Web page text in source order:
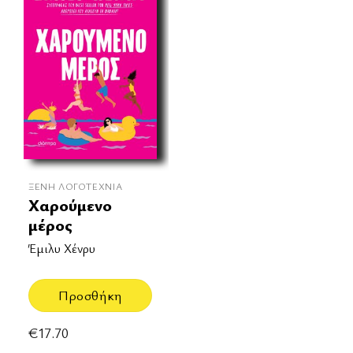
ΞΈΝΗ ΛΟΓΟΤΕΧΝΊΑ
Χαρούμενο
μέρος
Έμιλυ Χένρυ
Προσθήκη
€17.70